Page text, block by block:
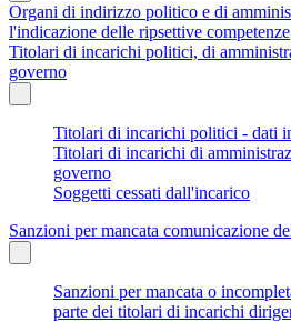
Organi di indirizzo politico e di
l'indicazione delle ripsettive competenze
Titolari di incarichi politici, di
governo
Titolari di incarichi politici - dati
Titolari di incarichi di
governo
Soggetti cessati dall'incarico
Sanzioni per mancata comunicazione
Sanzioni per mancata o
parte dei titolari di incarichi